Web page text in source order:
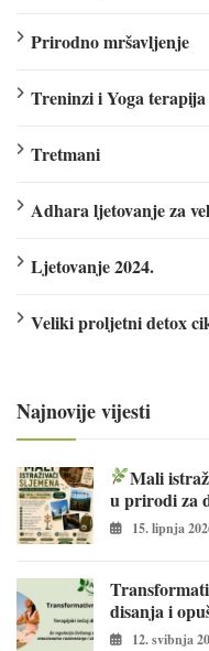
Prirodno mršavljenje
Treninzi i Yoga terapija
Tretmani
Adhara ljetovanje za
Ljetovanje 2024.
Veliki proljetni detox
Najnovije vijesti
Mali
u prirodi za
15. lipnja
disanja i
12. svibnja